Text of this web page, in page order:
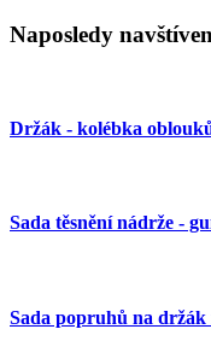
Naposledy
Držák - kolébka
Sada těsnění nádrže -
Sada popruhů na